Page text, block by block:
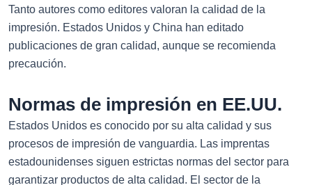
Tanto autores como editores valoran la calidad de la
impresión. Estados Unidos y China han editado
publicaciones de gran calidad, aunque se recomienda
precaución.
Normas de impresión en EE.UU.
Estados Unidos es conocido por su alta calidad y sus
procesos de impresión de vanguardia. Las imprentas
estadounidenses siguen estrictas normas del sector para
garantizar productos de alta calidad. El sector de la